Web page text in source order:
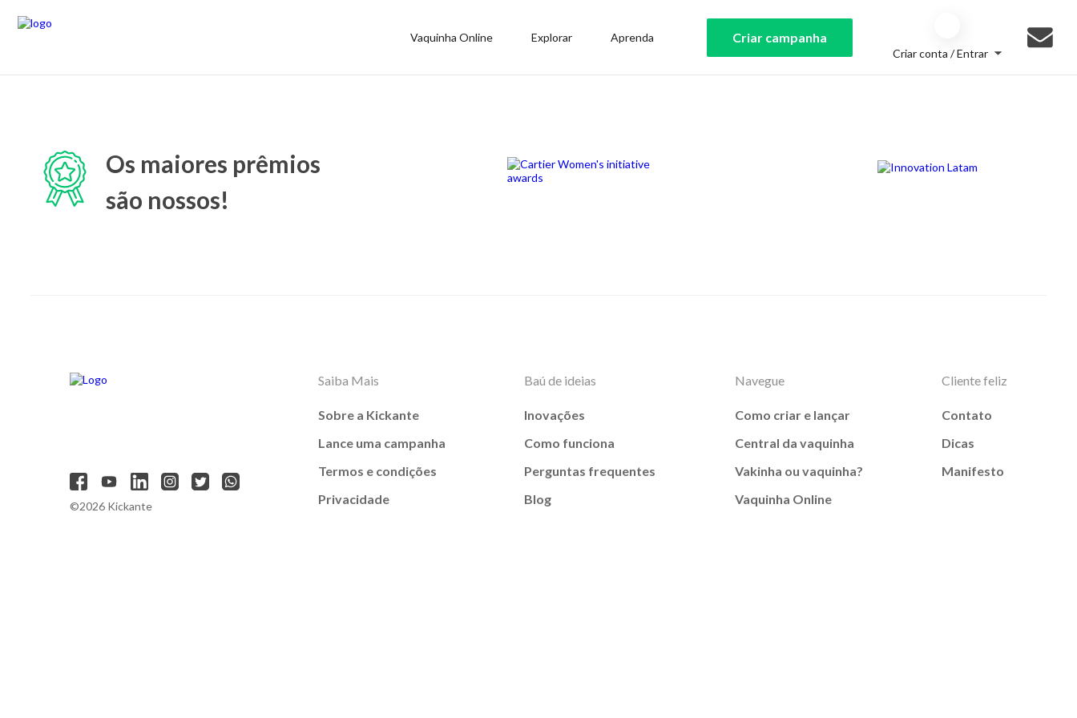
Vaquinha Online Explorar Aprenda Criar campanha
Criar conta / Entrar
Os maiores prêmios
são nossos!
©2026 Kickante
Saiba Mais
Sobre a Kickante
Lance uma campanha
Termos e condições
Privacidade
Baú de ideias
Inovações
Como funciona
Perguntas frequentes
Blog
Navegue
Como criar e lançar
Central da vaquinha
Vakinha ou vaquinha?
Vaquinha Online
Cliente feliz
Contato
Dicas
Manifesto